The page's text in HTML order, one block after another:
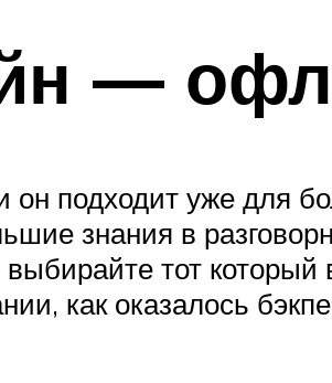
—
подходит уже для
знания в
тот
как оказалось